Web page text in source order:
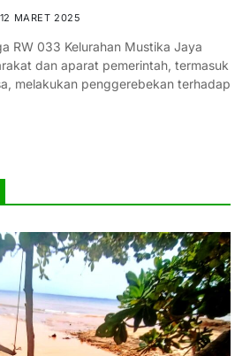
12 MARET 2025
RW 033 Kelurahan Mustika Jaya
dan aparat pemerintah, termasuk
melakukan penggerebekan terhadap